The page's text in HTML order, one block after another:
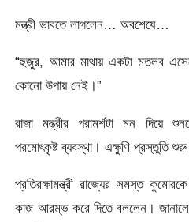
মন্ত্রী ভাবতে লাগলেন… অবশেষে…
“হুজুর, আমার মাথায় একটা মতলব
কোনো উপায় নেই।”
রাজা মন্ত্রীর পরামর্শটা মন দিয়ে
পরমোৎকৃষ্ট ব্যবস্থা। এক্ষুণি প্রস্তুতি
প্রতিরক্ষামন্ত্রী রাজ্যের সমস্ত
কাজ আরম্ভ করে দিতে বললেন।